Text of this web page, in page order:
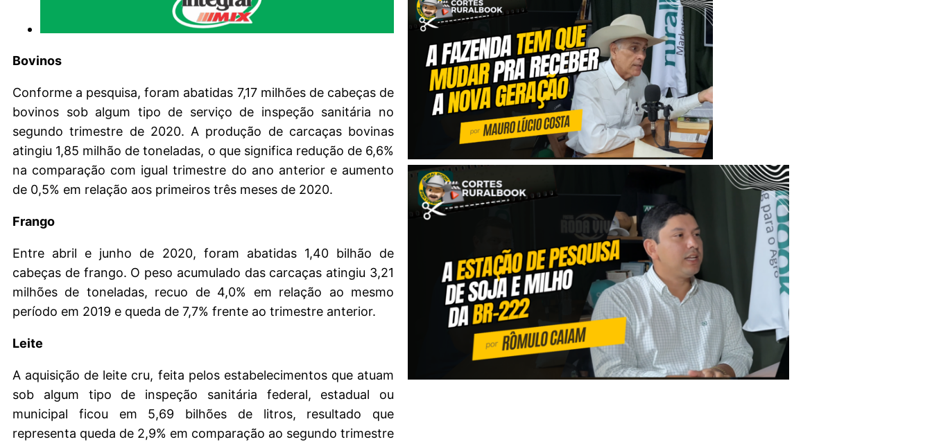
Bovinos
Conforme a pesquisa, foram abatidas 7,17 milhões de cabeças de
bovinos sob algum tipo de serviço de inspeção sanitária no
segundo trimestre de 2020. A produção de carcaças bovinas
atingiu 1,85 milhão de toneladas, o que significa redução de 6,6%
na comparação com igual trimestre do ano anterior e aumento
de 0,5% em relação aos primeiros três meses de 2020.
Frango
Entre abril e junho de 2020, foram abatidas 1,40 bilhão de
cabeças de frango. O peso acumulado das carcaças atingiu 3,21
milhões de toneladas, recuo de 4,0% em relação ao mesmo
período em 2019 e queda de 7,7% frente ao trimestre anterior.
Leite
A aquisição de leite cru, feita pelos estabelecimentos que atuam
sob algum tipo de inspeção sanitária federal, estadual ou
municipal ficou em 5,69 bilhões de litros, resultado que
representa queda de 2,9% em comparação ao segundo trimestre